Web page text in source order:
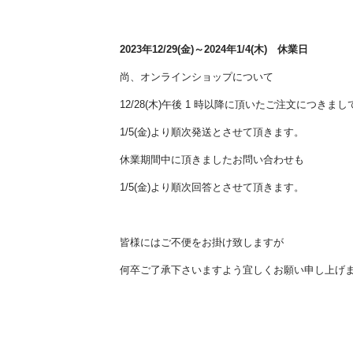
2023年12/29(金)～2024年1/4(木) 休業日
尚、オンラインショップについて
12/28(木)午後 1 時以降に頂いたご注文につきまし
1/5(金)より順次発送とさせて頂きます。
休業期間中に頂きましたお問い合わせも
1/5(金)より順次回答とさせて頂きます。
皆様にはご不便をお掛け致しますが
何卒ご了承下さいますよう宜しくお願い申し上げま